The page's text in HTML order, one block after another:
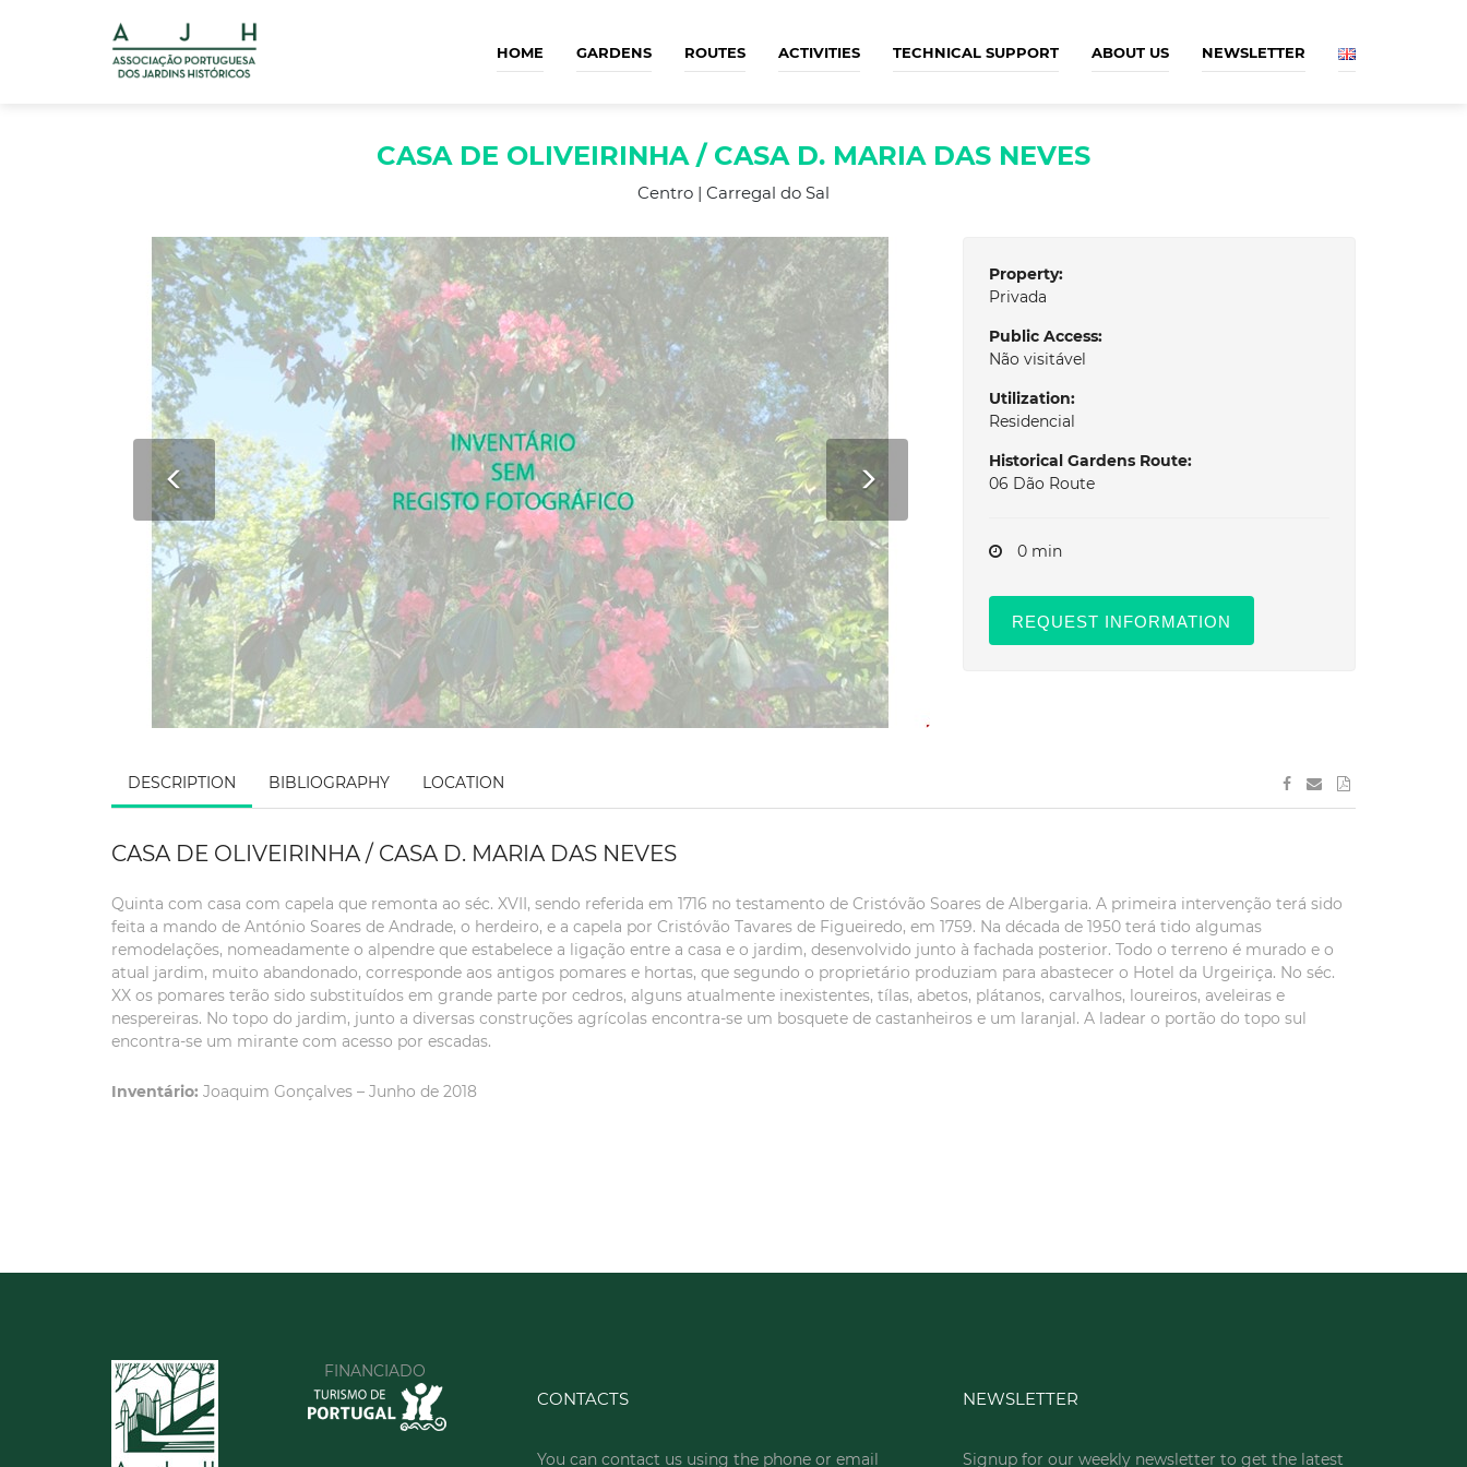
HOME GARDENS ROUTES ACTIVITIES TECHNICAL SUPPORT ABOUT US NEWSLETTER
CASA DE OLIVEIRINHA / CASA D. MARIA DAS NEVES
Centro | Carregal do Sal
Property:
Privada
Public Access:
Não visitável
Utilization:
Residencial
Historical Gardens Route:
06 Dão Route
0 min
REQUEST INFORMATION
DESCRIPTION BIBLIOGRAPHY LOCATION
CASA DE OLIVEIRINHA / CASA D. MARIA DAS NEVES
Quinta com casa com capela que remonta ao séc. XVII, sendo referida em 1716 no testamento de Cristóvão Soares de Albergaria. A primeira intervenção terá sido
feita a mando de António Soares de Andrade, o herdeiro, e a capela por Cristóvão Tavares de Figueiredo, em 1759. Na década de 1950 terá tido algumas
remodelações, nomeadamente o alpendre que estabelece a ligação entre a casa e o jardim, desenvolvido junto à fachada posterior. Todo o terreno é murado e o
atual jardim, muito abandonado, corresponde aos antigos pomares e hortas, que segundo o proprietário produziam para abastecer o Hotel da Urgeiriça. No séc.
XX os pomares terão sido substituídos em grande parte por cedros, alguns atualmente inexistentes, tílas, abetos, plátanos, carvalhos, loureiros, aveleiras e
nespereiras. No topo do jardim, junto a diversas construções agrícolas encontra-se um bosquete de castanheiros e um laranjal. A ladear o portão do topo sul
encontra-se um mirante com acesso por escadas.
Inventário: Joaquim Gonçalves – Junho de 2018
FINANCIADO
CONTACTS
You can contact us using the phone or email
NEWSLETTER
Signup for our weekly newsletter to get the latest